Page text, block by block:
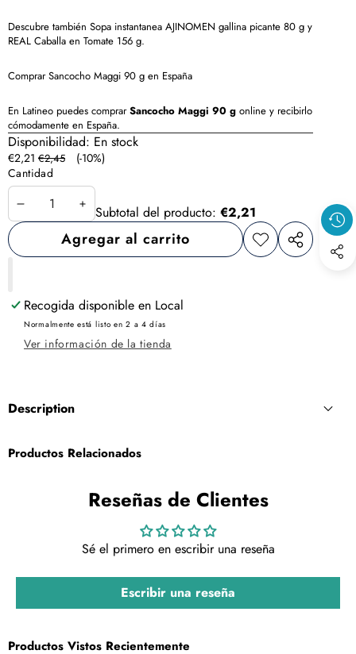
Descubre también Sopa instantanea AJINOMEN gallina picante 80 g y
REAL Caballa en Tomate 156 g.
Comprar Sancocho Maggi 90 g en España
En Latineo puedes comprarSancocho Maggi 90 g online y recibirlo
cómodamente en España.
Disponibilidad: En stock
Precio
en
oferta
€2,21 Precio
regular
€2,45
(-10%)
Cantidad
Disminuir
cantidad
Aumentar
cantidad
Subtotal del producto: €2,21
Agregar al carrito
Agregar
a la
Compartir
Recogida disponible en Local
Normalmente está listo en 2 a 4 días
Ver información de la tienda
Description
Productos Relacionados
Reseñas de Clientes
Sé el primero en escribir una reseña
Escribir una reseña
Productos Vistos Recientemente